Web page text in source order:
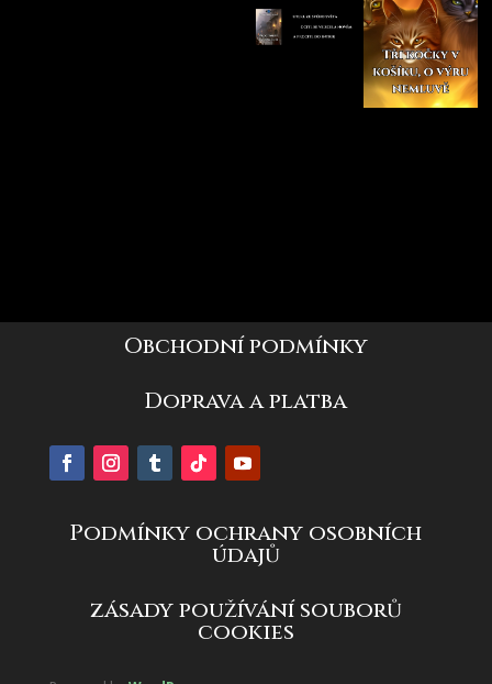
Obchodní podmínky
Doprava a platba
Podmínky ochrany osobních
údajů
zásady používání souborů
cookies